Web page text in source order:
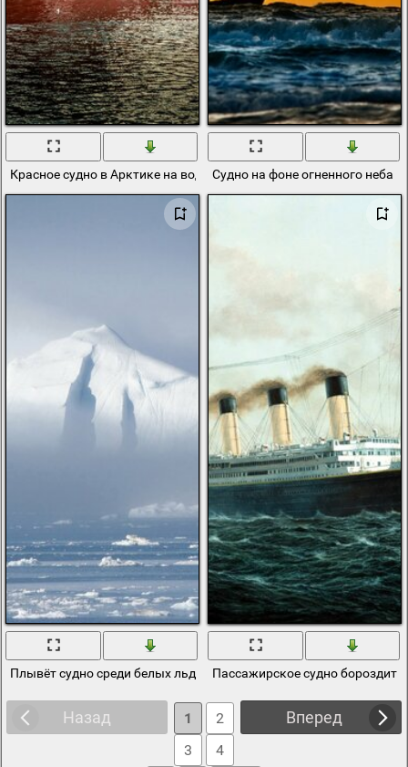
Красное судно в Арктике на воде Судно на фоне огненного неба
Плывёт судно среди белых льдин Пассажирское судно бороздит
Назад Вперед
1
2
3
4